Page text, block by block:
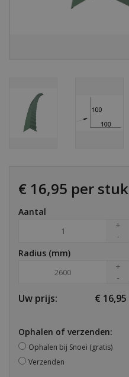
€ 16,95 per stuk
Aantal
+
-
Radius (mm)
+
-
Uw prijs: € 16,95
Ophalen of verzenden:
Ophalen bij Snoei (gratis)
Verzenden